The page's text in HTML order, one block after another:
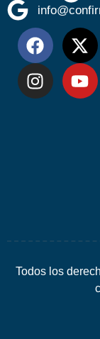
Todos los